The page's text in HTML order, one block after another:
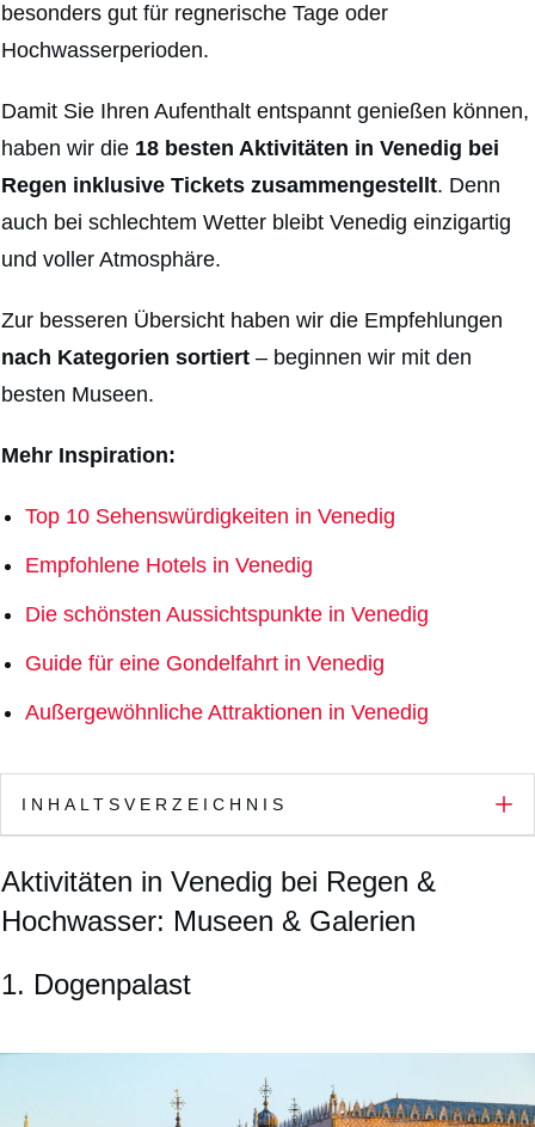
besonders gut für regnerische Tage oder
Hochwasserperioden.
Damit Sie Ihren Aufenthalt entspannt genießen können,
haben wir die 18 besten Aktivitäten in Venedig bei
Regen inklusive Tickets zusammengestellt. Denn
auch bei schlechtem Wetter bleibt Venedig einzigartig
und voller Atmosphäre.
Zur besseren Übersicht haben wir die Empfehlungen
nach Kategorien sortiert – beginnen wir mit den
besten Museen.
Mehr Inspiration:
Top 10 Sehenswürdigkeiten in Venedig
Empfohlene Hotels in Venedig
Die schönsten Aussichtspunkte in Venedig
Guide für eine Gondelfahrt in Venedig
Außergewöhnliche Attraktionen in Venedig
INHALTSVERZEICHNIS
Aktivitäten in Venedig bei Regen &
Hochwasser: Museen & Galerien
1. Dogenpalast